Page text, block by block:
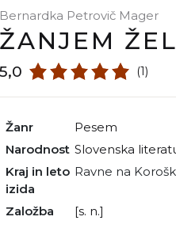
Bernardka Petrovič Mager
ŽANJEM
5,0 (1)
Žanr
pesem
Narodnost
slovenska
Kraj in leto
izida
Ravne na
Založba
[s. n.]